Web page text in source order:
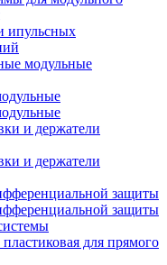
ипульсных
модульные
и держатели
и держатели
защиты
защиты
для прямого